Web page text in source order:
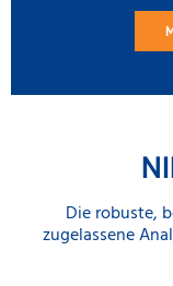
Die robuste,
zugelassene